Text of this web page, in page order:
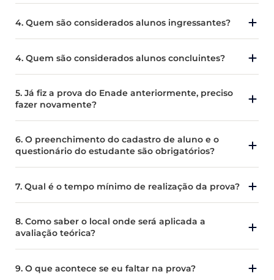
4. Quem são considerados alunos ingressantes?
4. Quem são considerados alunos concluintes?
5. Já fiz a prova do Enade anteriormente, preciso
fazer novamente?
6. O preenchimento do cadastro de aluno e o
questionário do estudante são obrigatórios?
7. Qual é o tempo mínimo de realização da prova?
8. Como saber o local onde será aplicada a
avaliação teórica?
9. O que acontece se eu faltar na prova?